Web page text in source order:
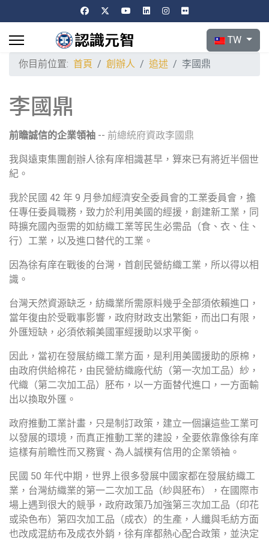
選擇你的語言
TW
你目前位置: 首頁 創辦人 追述 李國鼎
李國鼎
前瞻誠信的企業領袖 -- 前總統府資政李國鼎
我與遠東集團創辦人徐有庠相識甚早，算來已有將近半個世
紀。
我於民國 42 年 9 月參加經濟安全委員會的工業委員會，擔
任專任委員職務，致力於利用美國的經援，創建新工業，同
時擴充國內亟需的如紡織工業等民生必需品（食、衣、住、
行）工業，以及進口替代的工業。
因為徐有庠在戰後的台灣，首創民營紡織工業，所以得以相
識。
台灣天然資源缺乏，紡織業所需原料幾乎全部須依賴進口，
當年復由於受戰事影響，政府財政支出繁鉅，而出口有限，
外匯短缺，必須依賴美國軍經援助以求平衡。
因此，當初在發展紡織工業方面，是利用美國援助的原棉，
由政府供給棉花，由民營紡織廠代紡（第一次加工品）紗，
代織（第二次加工品）胚布，以一方面替代進口，一方面輸
出以換取外匯。
政府推動工業計畫，只是制訂政策，建立一個讓這些工業可
以發展的環境，而真正推動工業的建設，全要依靠像徐有庠
這樣有前瞻性而又務實、為人誠樸有信用的企業領袖。
民國 50 年代中期，世界上很多發展中國家都在發展紡織工
業，台灣紡織業的第一二次加工品（紗與胚布），在國際市
場上遇到很大的競爭，政府政策乃加強第三次加工品（印花
或染色布）第四次加工品（成衣）的生產，人纖與毛紡方面
也改成混紡布及成衣外銷，徐有庠都熱心配合政策，並決定